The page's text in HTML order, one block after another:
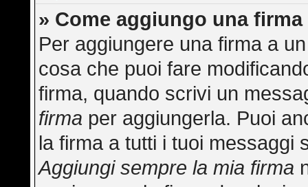
» Come aggiungo una
Per aggiungere una firma a
cosa che puoi fare
firma, quando scrivi un
firma per aggiungerla. Puoi
la firma a tutti i tuoi messaggi
Aggiungi sempre la mia firma